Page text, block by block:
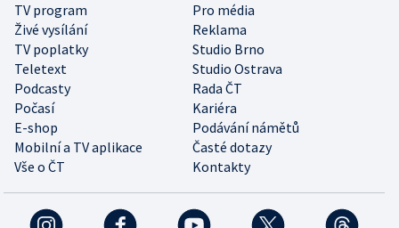
TV program
Pro média
Živé vysílání
Reklama
TV poplatky
Studio Brno
Teletext
Studio Ostrava
Podcasty
Rada ČT
Počasí
Kariéra
E-shop
Podávání námětů
Mobilní a TV aplikace
Časté dotazy
Vše o ČT
Kontakty